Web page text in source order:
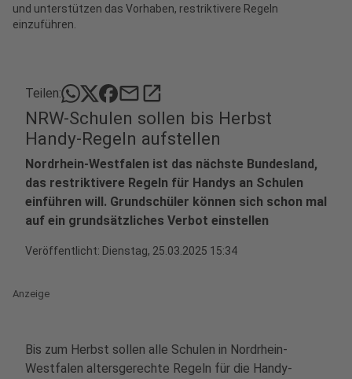
und unterstützen das Vorhaben, restriktivere Regeln
einzuführen.
Teilen: mailopen_in_new
NRW-Schulen sollen bis Herbst
Handy-Regeln aufstellen
Nordrhein-Westfalen ist das nächste Bundesland,
das restriktivere Regeln für Handys an Schulen
einführen will. Grundschüler können sich schon mal
auf ein grundsätzliches Verbot einstellen
Veröffentlicht: Dienstag, 25.03.2025 15:34
Anzeige
Bis zum Herbst sollen alle Schulen in Nordrhein-
Westfalen altersgerechte Regeln für die Handy-